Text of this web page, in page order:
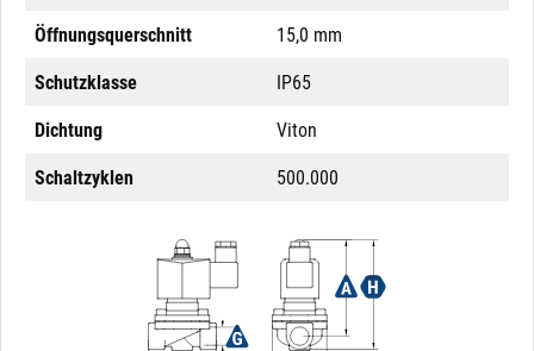
Öffnungsquerschnitt 15,0 mm
Schutzklasse IP65
Dichtung Viton
Schaltzyklen 500.000